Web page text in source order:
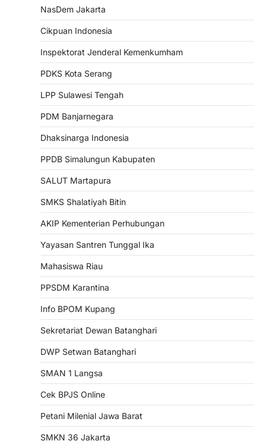
NasDem Jakarta
Cikpuan Indonesia
Inspektorat Jenderal Kemenkumham
PDKS Kota Serang
LPP Sulawesi Tengah
PDM Banjarnegara
Dhaksinarga Indonesia
PPDB Simalungun Kabupaten
SALUT Martapura
SMKS Shalatiyah Bitin
AKIP Kementerian Perhubungan
Yayasan Santren Tunggal Ika
Mahasiswa Riau
PPSDM Karantina
Info BPOM Kupang
Sekretariat Dewan Batanghari
DWP Setwan Batanghari
SMAN 1 Langsa
Cek BPJS Online
Petani Milenial Jawa Barat
SMKN 36 Jakarta